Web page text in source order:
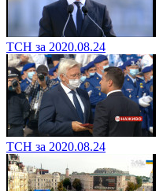
ТСН за 2020.08.24
ТСН за 2020.08.24